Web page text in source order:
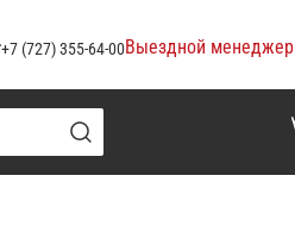
+7 (727) 355-64-00Выездной менеджер